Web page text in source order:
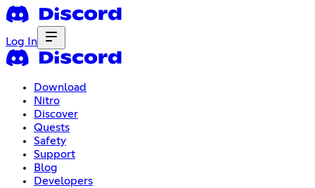
Log In
Download
Nitro
Discover
Quests
Safety
Support
Blog
Developers